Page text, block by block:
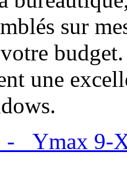
sur
une
Ymax 9-